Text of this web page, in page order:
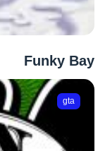
Funky Bay
gta